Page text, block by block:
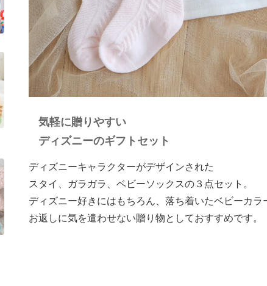
気軽に贈りやすい
ディズニーのギフトセット
ディズニーキャラクターがデザインされた
スタイ、ガラガラ、ベビーソックスの３点セット。
ディズニー好きにはもちろん、落ち着いたベビーカラ
お返しに気を遣わせない贈り物としておすすめです。